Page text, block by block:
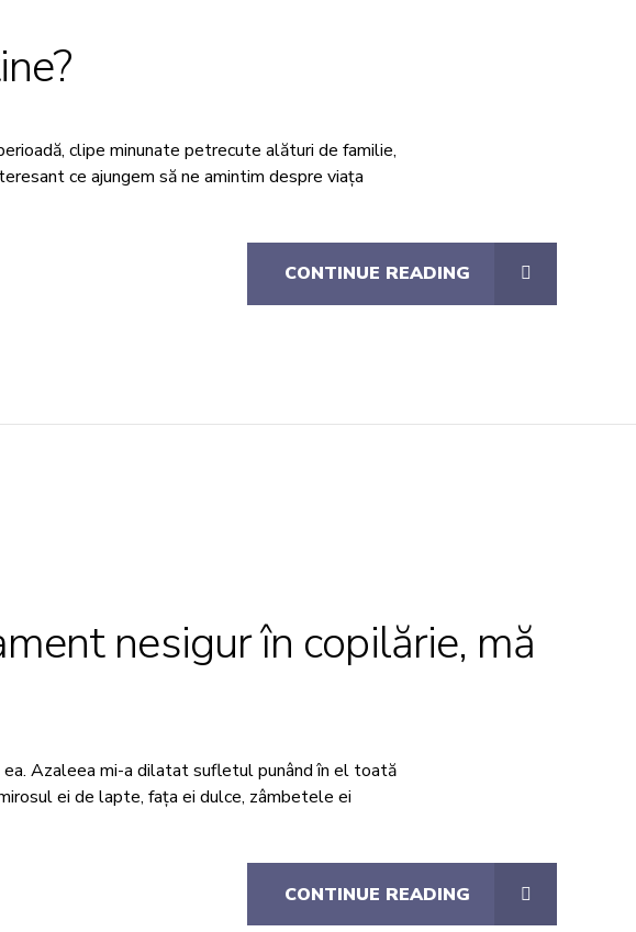
clipe minunate petrecute alături de familie,
ce ajungem să ne amintim despre viața
CONTINUE READING
nesigur în copilărie, mă
Azaleea mi-a dilatat sufletul punând în el toată
ei de lapte, fața ei dulce, zâmbetele ei
CONTINUE READING